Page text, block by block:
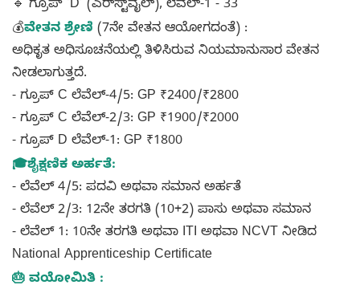
🔹 ಗ್ರೂಪ್ ‘D’ (ಎರ್‌ಸ್ಟ್‌ವೈಲ್), ಲೆವೆಲ್-1 - 33
💰ವೇತನ ಶ್ರೇಣಿ (7ನೇ ವೇತನ ಆಯೋಗದಂತೆ) :
ಅಧಿಕೃತ ಅಧಿಸೂಚನೆಯಲ್ಲಿ ತಿಳಿಸಿರುವ ನಿಯಮಾನುಸಾರ ವೇತನ
ನೀಡಲಾಗುತ್ತದೆ.
- ಗ್ರೂಪ್ C ಲೆವೆಲ್-4/5: GP ₹2400/₹2800
- ಗ್ರೂಪ್ C ಲೆವೆಲ್-2/3: GP ₹1900/₹2000
- ಗ್ರೂಪ್ D ಲೆವೆಲ್-1: GP ₹1800
🎓ಶೈಕ್ಷಣಿಕ ಅರ್ಹತೆ:
- ಲೆವೆಲ್ 4/5: ಪದವಿ ಅಥವಾ ಸಮಾನ ಅರ್ಹತೆ
- ಲೆವೆಲ್ 2/3: 12ನೇ ತರಗತಿ (10+2) ಪಾಸು ಅಥವಾ ಸಮಾನ
- ಲೆವೆಲ್ 1: 10ನೇ ತರಗತಿ ಅಥವಾ ITI ಅಥವಾ NCVT ನೀಡಿದ
National Apprenticeship Certificate
🎂 ವಯೋಮಿತಿ :